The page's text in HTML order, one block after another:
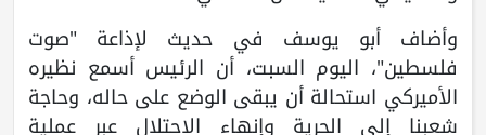
وأضاف أبو يوسف في حديث لإذاعة "صوت
فلسطين"، اليوم السبت، أن الرئيس أسمع نظيره
الأميركي استحالة أن يبقى الوضع على حاله، وحاجة
شعبنا إلى الحرية وإنهاء الاحتلال عبر عملية